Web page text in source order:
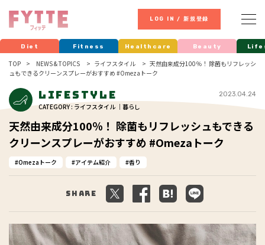
LOG IN / 新規登録
Diet Fitness Healthcare Beauty
TOP NEWS & TOPICS ライフスタイル
天然由来成分100％！ 除菌もリフレッシ
ュもできるクリーンスプレーがおすすめ #Omezaトーク
Lifestyle
CATEGORY : ライフスタイル ｜暮らし
2023.04.24
天然由来成分100％！ 除菌もリフレッシュもできる
クリーンスプレーがおすすめ #Omezaトーク
Omezaトーク アイテム紹介 香り
Share